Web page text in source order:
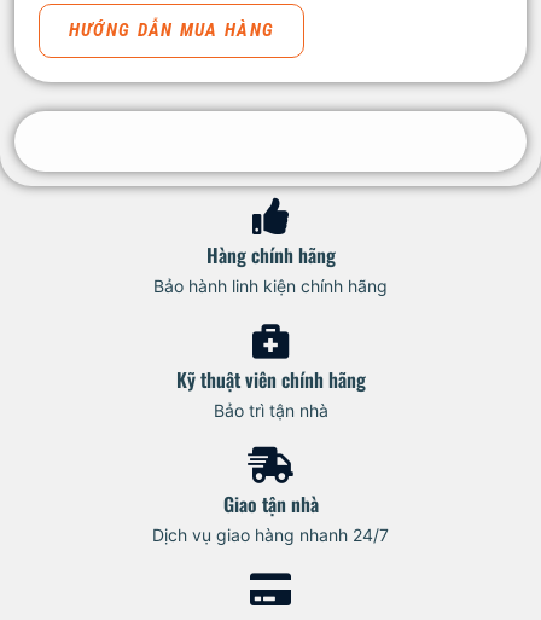
HƯỚNG DẪN MUA HÀNG
Hàng chính hãng
Bảo hành linh kiện chính hãng
Kỹ thuật viên chính hãng
Bảo trì tận nhà
Giao tận nhà
Dịch vụ giao hàng nhanh 24/7